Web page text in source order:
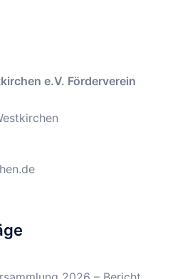
e.V. Förderverein